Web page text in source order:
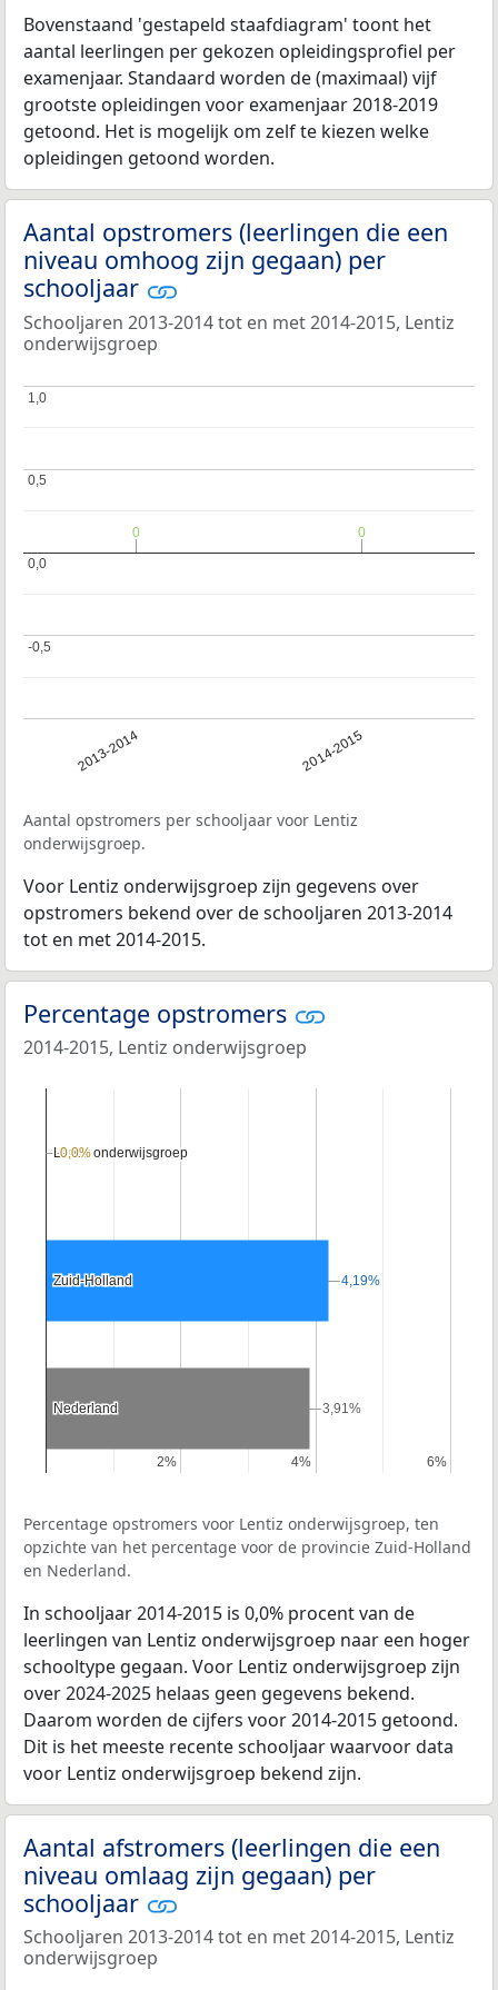
Bovenstaand 'gestapeld staafdiagram' toont het
aantal leerlingen per gekozen opleidingsprofiel per
examenjaar. Standaard worden de (maximaal) vijf
grootste opleidingen voor examenjaar 2018-2019
getoond. Het is mogelijk om zelf te kiezen welke
opleidingen getoond worden.
Aantal opstromers (leerlingen die een
niveau omhoog zijn gegaan) per
schooljaar
Schooljaren 2013-2014 tot en met 2014-2015, Lentiz
onderwijsgroep
2013-2014 2014-2015
-0,5
-0,5
0,0
0,0
0,5
0,5
1,0
1,0
0
0 0
0
Aantal opstromers per schooljaar voor Lentiz
onderwijsgroep.
Voor Lentiz onderwijsgroep zijn gegevens over
opstromers bekend over de schooljaren 2013-2014
tot en met 2014-2015.
Percentage opstromers
2014-2015, Lentiz onderwijsgroep
2%
2% 4%
4% 6%
6%
Lentiz onderwijsgroep
Lentiz onderwijsgroep
Zuid-Holland
Zuid-Holland
Nederland
Nederland
0,0%
0,0%
4,19%
4,19%
3,91%
3,91%
Percentage opstromers voor Lentiz onderwijsgroep, ten
opzichte van het percentage voor de provincie Zuid-Holland
en Nederland.
In schooljaar 2014-2015 is 0,0% procent van de
leerlingen van Lentiz onderwijsgroep naar een hoger
schooltype gegaan. Voor Lentiz onderwijsgroep zijn
over 2024-2025 helaas geen gegevens bekend.
Daarom worden de cijfers voor 2014-2015 getoond.
Dit is het meeste recente schooljaar waarvoor data
voor Lentiz onderwijsgroep bekend zijn.
Aantal afstromers (leerlingen die een
niveau omlaag zijn gegaan) per
schooljaar
Schooljaren 2013-2014 tot en met 2014-2015, Lentiz
onderwijsgroep